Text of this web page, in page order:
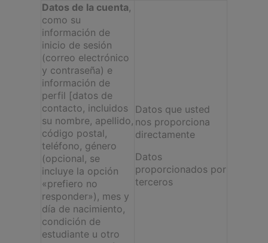
Datos de la cuenta,
como su
información de
inicio de sesión
(correo electrónico
y contraseña) e
información de
perfil [datos de
contacto, incluidos
su nombre, apellido,
código postal,
teléfono, género
(opcional, se
incluye la opción
«prefiero no
responder»), mes y
día de nacimiento,
condición de
estudiante u otro
Datos que usted
nos proporciona
directamente
Datos
proporcionados por
terceros